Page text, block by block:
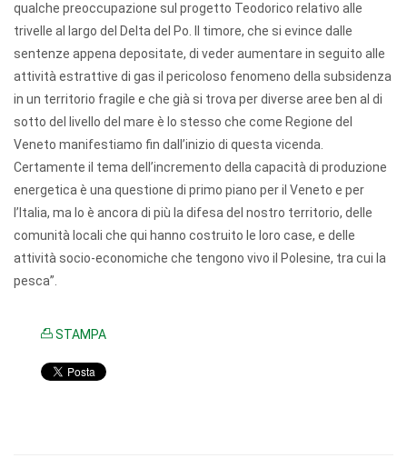
qualche preoccupazione sul progetto Teodorico relativo alle
trivelle al largo del Delta del Po. Il timore, che si evince dalle
sentenze appena depositate, di veder aumentare in seguito alle
attività estrattive di gas il pericoloso fenomeno della subsidenza
in un territorio fragile e che già si trova per diverse aree ben al di
sotto del livello del mare è lo stesso che come Regione del
Veneto manifestiamo fin dall’inizio di questa vicenda.
Certamente il tema dell’incremento della capacità di produzione
energetica è una questione di primo piano per il Veneto e per
l’Italia, ma lo è ancora di più la difesa del nostro territorio, delle
comunità locali che qui hanno costruito le loro case, e delle
attività socio-economiche che tengono vivo il Polesine, tra cui la
pesca”.
STAMPA